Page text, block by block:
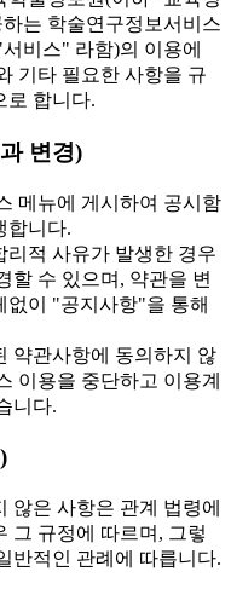
는 학술연구정보서비스
비스" 라함)의 이용에
기타 필요한 사항을 규
로 합니다.
변경)
메뉴에 게시하여 공시함
합니다.
적 사유가 발생한 경우
할 수 있으며, 약관을 변
없이 "공지사항"을 통해
약관사항에 동의하지 않
이용을 중단하고 이용계
니다.
않은 사항은 관계 법령에
그 규정에 따르며, 그렇
반적인 관례에 따릅니다.